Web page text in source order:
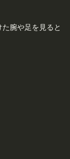
腕や足を見ると